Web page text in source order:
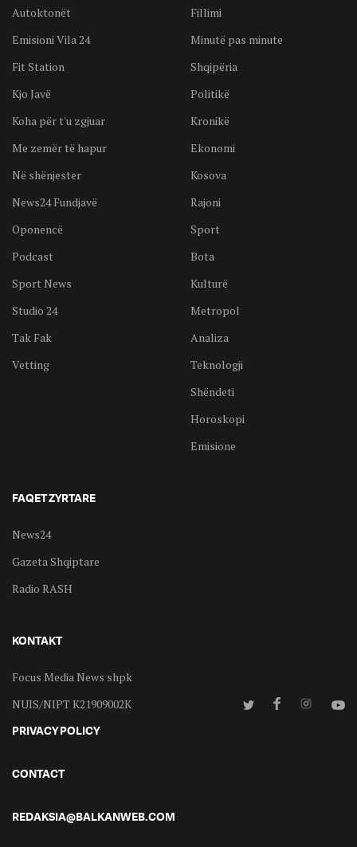
Autoktonët
Emisioni Vila 24
Fit Station
Kjo Javë
Koha për t'u zgjuar
Me zemër të hapur
Në shënjester
News24 Fundjavë
Oponencë
Podcast
Sport News
Studio 24
Tak Fak
Vetting
Fillimi
Minutë pas minute
Shqipëria
Politikë
Kronikë
Ekonomi
Kosova
Rajoni
Sport
Bota
Kulturë
Metropol
Analiza
Teknologji
Shëndeti
Horoskopi
Emisione
FAQET ZYRTARE
News24
Gazeta Shqiptare
Radio RASH
KONTAKT
Focus Media News shpk
NUIS/NIPT K21909002K
PRIVACY POLICY
CONTACT
REDAKSIA@BALKANWEB.COM